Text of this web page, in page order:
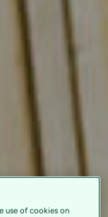
use of cookies on